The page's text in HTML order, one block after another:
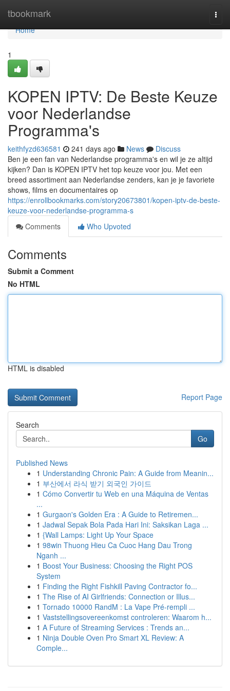
tbookmark
Home
Home
1
KOPEN IPTV: De Beste Keuze
voor Nederlandse
Programma's
keithfyzd636581 241 days ago News
Discuss
Ben je een fan van Nederlandse programma's en wil je ze altijd
kijken? Dan is KOPEN IPTV het top keuze voor jou. Met een
breed assortiment aan Nederlandse zenders, kan je je favoriete
shows, films en documentaires op
https://enrollbookmarks.com/story20673801/kopen-iptv-de-beste-
keuze-voor-nederlandse-programma-s
Comments
Who Upvoted
Comments
Submit a Comment
No HTML
HTML is disabled
Report Page
Search
Go
Published News
1 Understanding Chronic Pain: A Guide from Meanin...
1 부산에서 라식 받기 외국인 가이드
1 Cómo Convertir tu Web en una Máquina de Ventas
...
1 Gurgaon's Golden Era : A Guide to Retiremen...
1 Jadwal Sepak Bola Pada Hari Ini: Saksikan Laga ...
1 {Wall Lamps: Light Up Your Space
1 98win Thuong Hieu Ca Cuoc Hang Dau Trong
Nganh ...
1 Boost Your Business: Choosing the Right POS
System
1 Finding the Right Fishkill Paving Contractor fo...
1 The Rise of AI Girlfriends: Connection or Illus...
1 Tornado 10000 RandM : La Vape Pré-rempli ...
1 Vaststellingsovereenkomst controleren: Waarom h...
1 A Future of Streaming Services : Trends an...
1 Ninja Double Oven Pro Smart XL Review: A
Comple...